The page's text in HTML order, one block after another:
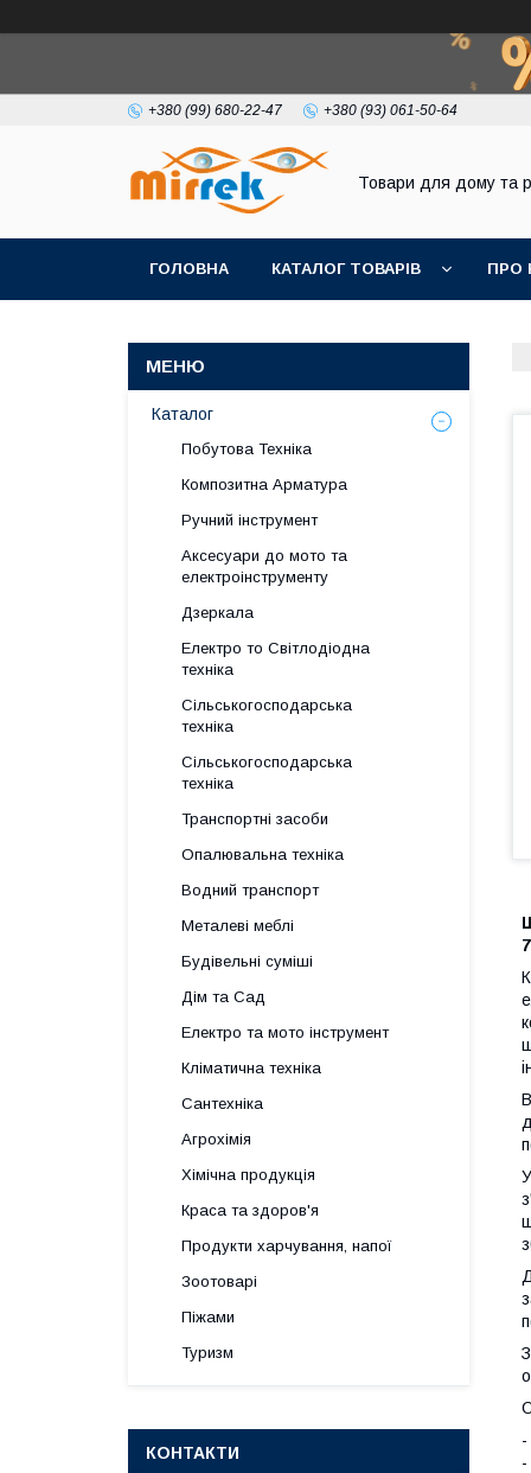
+380 (99) 680-22-47 +380 (93) 061-50-64
Товари для дому та
ГОЛОВНА КАТАЛОГ ТОВАРІВ ПРО
-
-
Каталог
Побутова Техніка
Композитна Арматура
Ручний інструмент
Аксесуари до мото та
електроінструменту
Дзеркала
Електро то Світлодіодна
техніка
Сільськогосподарська
техніка
Сільськогосподарська
техніка
Транспортні засоби
Опалювальна техніка
Водний транспорт
Металеві меблі
Будівельні суміші
Дім та Сад
Електро та мото інструмент
Кліматична техніка
Сантехніка
Агрохімія
Хімічна продукція
Краса та здоров'я
Продукти харчування, напої
Зоотоварі
Піжами
Туризм
КОНТАКТИ